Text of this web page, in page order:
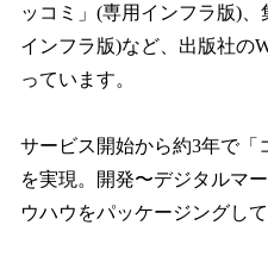
ッコミ」(専用インフラ版)
インフラ版)など、出版社の
っています。
サービス開始から約3年で「
を実現。開発〜デジタルマ
ウハウをパッケージングし